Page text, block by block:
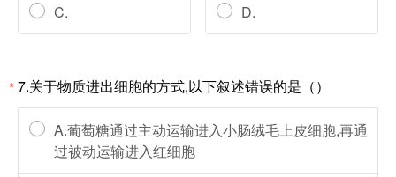
C. D.
*7.关于物质进出细胞的方式,以下叙述错误的是（）
A.葡萄糖通过主动运输进入小肠绒毛上皮细胞,再通
过被动运输进入红细胞